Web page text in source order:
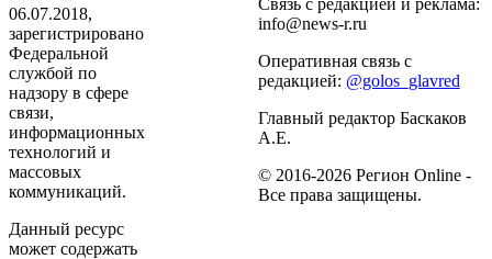
06.07.2018,
зарегистрировано
Федеральной
службой по
надзору в сфере
связи,
информационных
технологий и
массовых
коммуникаций.
Данный ресурс
может содержать
info@news-r.ru
Оперативная связь с
редакцией: @golos_glavred
Главный редактор Баскаков
А.Е.
© 2016-2026 Регион Online -
Все права защищены.